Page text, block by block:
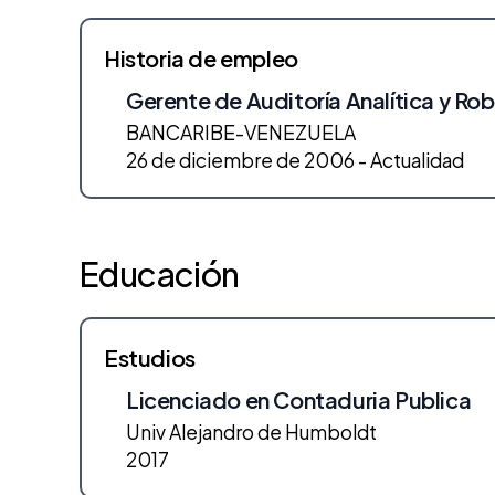
Historia de empleo
Gerente de Auditoría Analítica y
BANCARIBE-VENEZUELA
26 de diciembre de 2006 - Actualidad
Educación
Estudios
Licenciado en Contaduria Publica
Univ Alejandro de Humboldt
2017